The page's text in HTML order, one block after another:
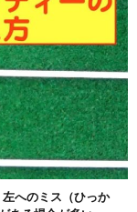
へのミス（ひっか